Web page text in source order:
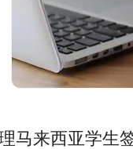
马来西亚学生